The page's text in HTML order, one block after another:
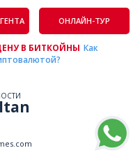
ОНЛАЙН-ТУР
В БИТКОЙНЫ Как